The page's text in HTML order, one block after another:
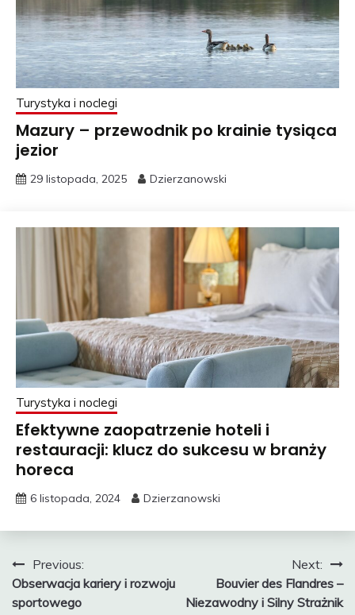
Turystyka i noclegi
Mazury – przewodnik po krainie tysiąca
jezior
29 listopada, 2025 Dzierzanowski
Turystyka i noclegi
Efektywne zaopatrzenie hoteli i
restauracji: klucz do sukcesu w branży
horeca
6 listopada, 2024 Dzierzanowski
Nawigacja
wpisu
Previous:
Obserwacja kariery i rozwoju
sportowego
Next:
Bouvier des Flandres –
Niezawodny i Silny Strażnik